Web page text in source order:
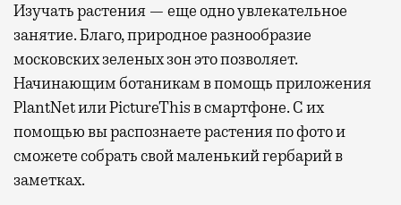
Изучать растения — еще одно увлекательное
занятие. Благо, природное разнообразие
московских зеленых зон это позволяет.
Начинающим ботаникам в помощь приложения
PlantNet или PictureThis в смартфоне. С их
помощью вы распознаете растения по фото и
сможете собрать свой маленький гербарий в
заметках.